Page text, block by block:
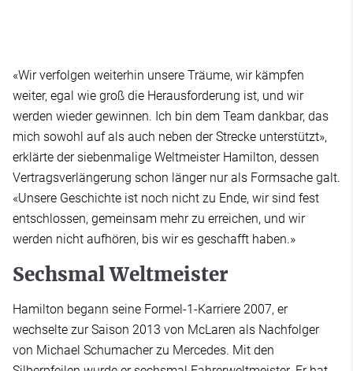
«Wir verfolgen weiterhin unsere Träume, wir kämpfen
weiter, egal wie groß die Herausforderung ist, und wir
werden wieder gewinnen. Ich bin dem Team dankbar, das
mich sowohl auf als auch neben der Strecke unterstützt»,
erklärte der siebenmalige Weltmeister Hamilton, dessen
Vertragsverlängerung schon länger nur als Formsache galt.
«Unsere Geschichte ist noch nicht zu Ende, wir sind fest
entschlossen, gemeinsam mehr zu erreichen, und wir
werden nicht aufhören, bis wir es geschafft haben.»
Sechsmal Weltmeister
Hamilton begann seine Formel-1-Karriere 2007, er
wechselte zur Saison 2013 von McLaren als Nachfolger
von Michael Schumacher zu Mercedes. Mit den